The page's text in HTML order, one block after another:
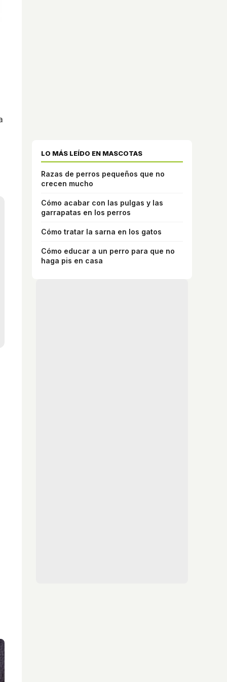
LO MÁS LEÍDO EN MASCOTAS
Razas de perros pequeños que no
crecen mucho
Cómo acabar con las pulgas y las
garrapatas en los perros
Cómo tratar la sarna en los gatos
Cómo educar a un perro para que no
haga pis en casa